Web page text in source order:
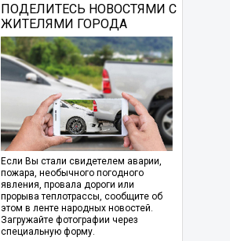
ПОДЕЛИТЕСЬ НОВОСТЯМИ С
ЖИТЕЛЯМИ ГОРОДА
Если Вы стали свидетелем аварии,
пожара, необычного погодного
явления, провала дороги или
прорыва теплотрассы, сообщите об
этом в ленте народных новостей.
Загружайте фотографии через
специальную форму.